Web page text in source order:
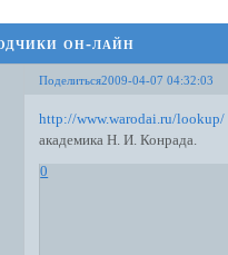
он-лайн
Поделиться2009-04-07 04:32:03
http://www.warodai.ru/lookup/
академика Н. И. Конрада.
0